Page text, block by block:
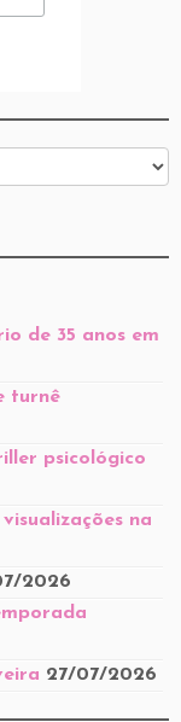
de 35 anos em
turnê
psicológico
na
2026
27/07/2026